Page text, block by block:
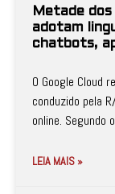
Metade
adotam
chatbots,
O Google Cloud
conduzido pela
online. Segundo
LEIA MAIS »